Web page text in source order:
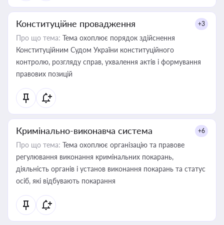
Конституційне провадження +3
Про що тема: Тема охоплює порядок здійснення
Конституційним Судом України конституційного
контролю, розгляду справ, ухвалення актів і формування
правових позицій
Кримінально-виконавча система +6
Про що тема: Тема охоплює організацію та правове
регулювання виконання кримінальних покарань,
діяльність органів і установ виконання покарань та статус
осіб, які відбувають покарання